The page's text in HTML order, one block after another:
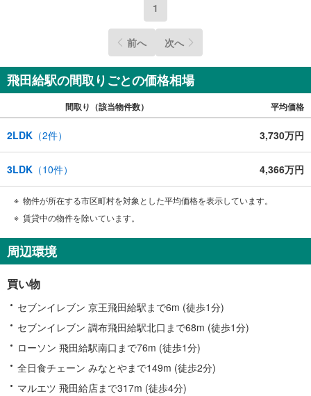
1
前へ 次へ
飛田給駅の間取りごとの価格相場
間取り（該当物件数） 平均価格
2LDK （2件） 3,730万円
3LDK （10件） 4,366万円
物件が所在する市区町村を対象とした平均価格を表示しています。
賃貸中の物件を除いています。
周辺環境
買い物
セブンイレブン 京王飛田給駅まで6m (徒歩1分)
セブンイレブン 調布飛田給駅北口まで68m (徒歩1分)
ローソン 飛田給駅南口まで76m (徒歩1分)
全日食チェーン みなとやまで149m (徒歩2分)
マルエツ 飛田給店まで317m (徒歩4分)